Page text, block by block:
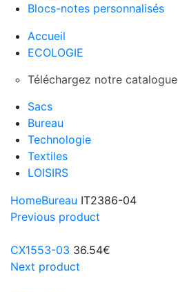
Blocs-notes personnalisés
Accueil
ECOLOGIE
Téléchargez notre catalogue
Sacs
Bureau
Technologie
Textiles
LOISIRS
HomeBureau IT2386-04
Previous product
CX1553-03 36.54€
Next product